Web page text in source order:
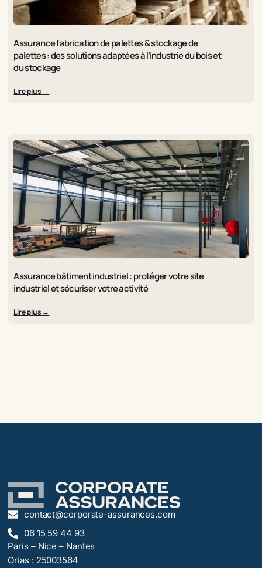
Assurance fabrication de palettes & stockage de
palettes : des solutions adaptées à l’industrie du bois et
du stockage
Lire plus →
Assurance bâtiment industriel : protéger votre site
industriel et sécuriser votre activité
Lire plus →
contact@corporate-assurances.com
06 15 59 44 93
Paris – Nice – Nantes
Orias : 25003564